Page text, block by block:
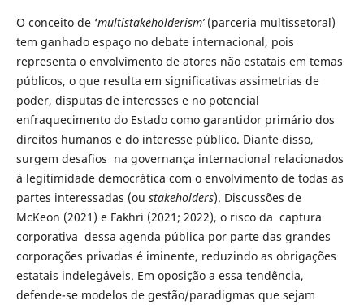
O conceito de ‘multistakeholderism’(parceria multissetoral)
tem ganhado espaço no debate internacional, pois
representa o envolvimento de atores não estatais em temas
públicos, o que resulta em significativas assimetrias de
poder, disputas de interesses e no potencial
enfraquecimento do Estado como garantidor primário dos
direitos humanos e do interesse público. Diante disso,
surgem desafios na governança internacional relacionados
à legitimidade democrática com o envolvimento de todas as
partes interessadas (ou stakeholders). Discussões de
McKeon (2021) e Fakhri (2021; 2022), o risco da captura
corporativa dessa agenda pública por parte das grandes
corporações privadas é iminente, reduzindo as obrigações
estatais indelegáveis. Em oposição a essa tendência,
defende-se modelos de gestão/paradigmas que sejam